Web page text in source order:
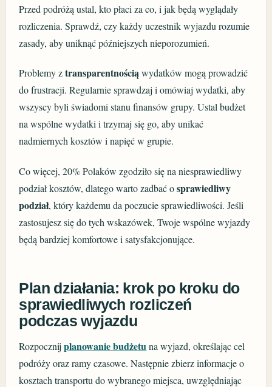
Przed podróżą ustal, kto płaci za co, i jak będą wyglądały
rozliczenia. Sprawdź, czy każdy uczestnik wyjazdu rozumie
zasady, aby uniknąć późniejszych nieporozumień.
Problemy ztransparentnościąwydatków mogą prowadzić
do frustracji. Regularnie sprawdzaj i omówiaj wydatki, aby
wszyscy byli świadomi stanu finansów grupy. Ustal budżet
na wspólne wydatki i trzymaj się go, aby unikać
nadmiernych kosztów i napięć w grupie.
Co więcej, 20% Polaków zgodziło się na niesprawiedliwy
podział kosztów, dlatego warto zadbać osprawiedliwy
podział, który każdemu da poczucie sprawiedliwości. Jeśli
zastosujesz się do tych wskazówek, Twoje wspólne wyjazdy
będą bardziej komfortowe i satysfakcjonujące.
Plan działania: krok po kroku do
sprawiedliwych rozliczeń
podczas wyjazdu
Rozpocznijplanowanie budżetuna wyjazd, określając cel
podróży oraz ramy czasowe. Następnie zbierz informacje o
kosztach transportu do wybranego miejsca, uwzględniając